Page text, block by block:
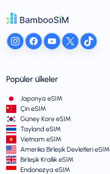
Popüler ülkeler
Japonya eSIM
Çin eSIM
Güney Kore eSIM
Tayland eSIM
Vietnam eSIM
Amerika Birleşik Devletleri eSIM
Birleşik Krallık eSIM
Endonezya eSIM